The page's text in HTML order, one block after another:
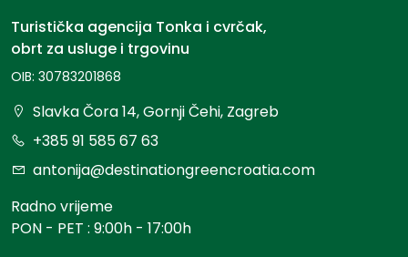
Turistička agencija Tonka i cvrčak,
obrt za usluge i trgovinu
OIB: 30783201868
Slavka Čora 14, Gornji Čehi, Zagreb
+385 91 585 67 63
antonija@destinationgreencroatia.com
Radno vrijeme
PON - PET : 9:00h - 17:00h